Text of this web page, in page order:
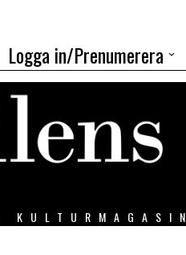
Logga in/Prenumerera
KULTURMAGASIN